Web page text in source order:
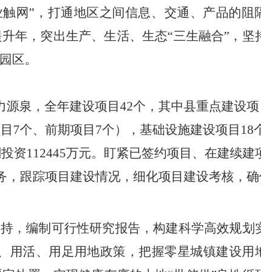
触网”，打通地区之间信息、交通、产品的阻
年，突出生产、生活、生态“三生融合”，坚
区。
泉， 全年建设项目42个，其中县重点建设
7个、前期项目7个），基础设施建设项目18
资112445万元。 盯紧已签约项目、在建续建
，跟踪项目建设情况，细化项目建设考核，
，编制可行性研究报告，构建科学高效规划
用活、用足用地政策，把握零星城镇建设用